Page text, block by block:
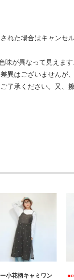
た場合はキャンセ
が異なって見えます
はございませんが
承ください。又、
小花柄キャミワン